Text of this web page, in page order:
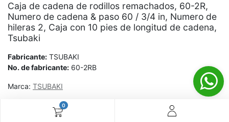
0
Caja de cadena de rodillos remachados, 60-2R,
Numero de cadena & paso 60 / 3/4 in, Numero de
hileras 2, Caja con 10 pies de longitud de cadena,
Tsubaki
Fabricante: TSUBAKI
No. de fabricante: 60-2RB
Marca: TSUBAKI
¿Aún no tienes cuenta? ¡Regístrate ahora y disfruta de
precios especiales en tus compras! 🚀